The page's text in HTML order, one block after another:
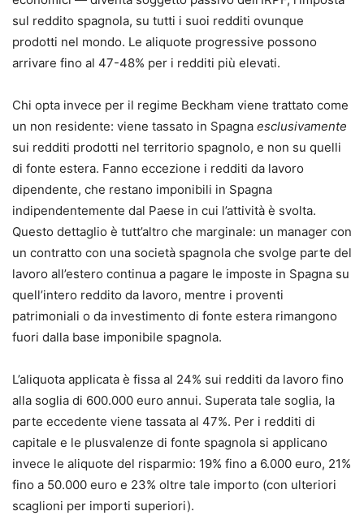
Leonarda D’Alonzo
Avvocato, già Giudice Onorario presso il tribunale di
Ferrara e Giudice dell’Esecuzione in esecuzioni mobiliari,
opposizione all’esecuzione nella fase cautelare.
sul reddito spagnola, su tutti i suoi redditi ovunque
prodotti nel mondo. Le aliquote progressive possono
arrivare fino al 47-48% per i redditi più elevati.
Chi opta invece per il regime Beckham viene trattato come
un non residente: viene tassato in Spagna esclusivamente
sui redditi prodotti nel territorio spagnolo, e non su quelli
di fonte estera. Fanno eccezione i redditi da lavoro
dipendente, che restano imponibili in Spagna
indipendentemente dal Paese in cui l’attività è svolta.
Questo dettaglio è tutt’altro che marginale: un manager con
un contratto con una società spagnola che svolge parte del
lavoro all’estero continua a pagare le imposte in Spagna su
quell’intero reddito da lavoro, mentre i proventi
patrimoniali o da investimento di fonte estera rimangono
fuori dalla base imponibile spagnola.
L’aliquota applicata è fissa al 24% sui redditi da lavoro fino
alla soglia di 600.000 euro annui. Superata tale soglia, la
parte eccedente viene tassata al 47%. Per i redditi di
capitale e le plusvalenze di fonte spagnola si applicano
invece le aliquote del risparmio: 19% fino a 6.000 euro, 21%
fino a 50.000 euro e 23% oltre tale importo (con ulteriori
scaglioni per importi superiori).